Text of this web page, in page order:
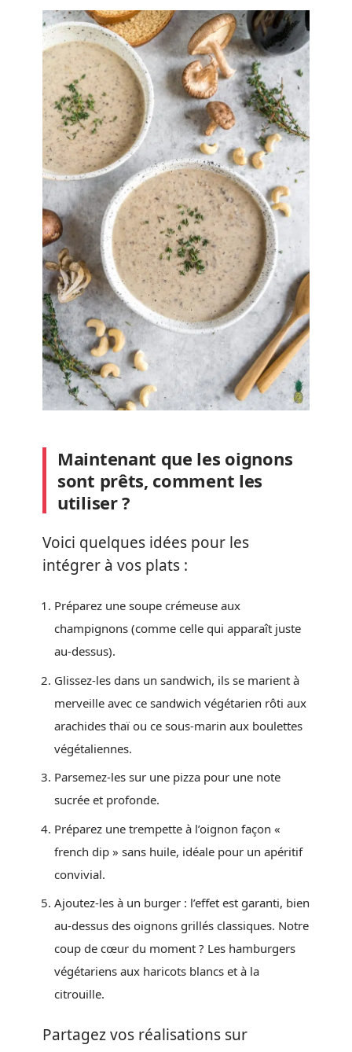
Maintenant que les oignons
sont prêts, comment les
utiliser ?
Voici quelques idées pour les
intégrer à vos plats :
Préparez une soupe crémeuse aux
champignons (comme celle qui apparaît juste
au-dessus).
Glissez-les dans un sandwich, ils se marient à
merveille avec ce sandwich végétarien rôti aux
arachides thaï ou ce sous-marin aux boulettes
végétaliennes.
Parsemez-les sur une pizza pour une note
sucrée et profonde.
Préparez une trempette à l’oignon façon «
french dip » sans huile, idéale pour un apéritif
convivial.
Ajoutez-les à un burger : l’effet est garanti, bien
au-dessus des oignons grillés classiques. Notre
coup de cœur du moment ? Les hamburgers
végétariens aux haricots blancs et à la
citrouille.
Partagez vos réalisations sur